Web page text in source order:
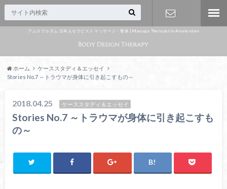
アムステルダム 日本人セラピスト マッサージ・整体 | Massage Therapist in Amsterdam
ホーム
ケーススタディ＆エッセイ
Stories No.7 ～トラウマが身体に引き起こすもの～
2018.04.25 ケーススタディ＆エッセイ
Stories No.7 ～トラウマが身体に引き起こすも
の～